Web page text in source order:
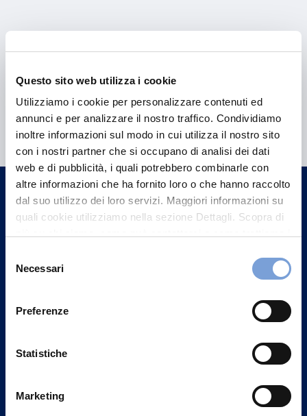
Questo sito web utilizza i cookie
Utilizziamo i cookie per personalizzare contenuti ed
annunci e per analizzare il nostro traffico. Condividiamo
inoltre informazioni sul modo in cui utilizza il nostro sito
con i nostri partner che si occupano di analisi dei dati
web e di pubblicità, i quali potrebbero combinarle con
altre informazioni che ha fornito loro o che hanno raccolto
dal suo utilizzo dei loro servizi. Maggiori informazioni su
quali cookie utilizziamo nella sezione Dettagli. Scopra di
può trovare nel footer del sito nella sezione "Informativa
delNecessari
Preferenze
Statistiche
Marketing
Hai bisogno di
informazioni?
Trova l'Agenzia più vicina a te e parla con
un nostro Agente.
Contattaci